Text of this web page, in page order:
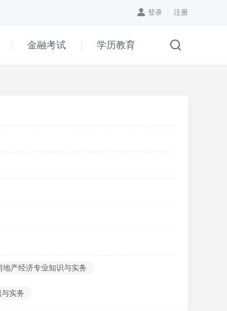
登录 注册
金融考试 学历教育
地产经济专业知识与实务
实务